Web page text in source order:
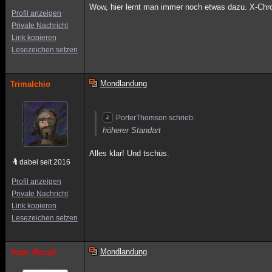
Profil anzeigen
Private Nachricht
Link kopieren
Lesezeichen setzen
Wow, hier lernt man immer noch etwas dazu. X-
Trimalchio
dabei seit 2016
Profil anzeigen
Private Nachricht
Link kopieren
Lesezeichen setzen
Mondlandung
PorterThomson schrieb:
höherer Standart
Alles klar! Und tschüs.
Total_Recall Mondlandung